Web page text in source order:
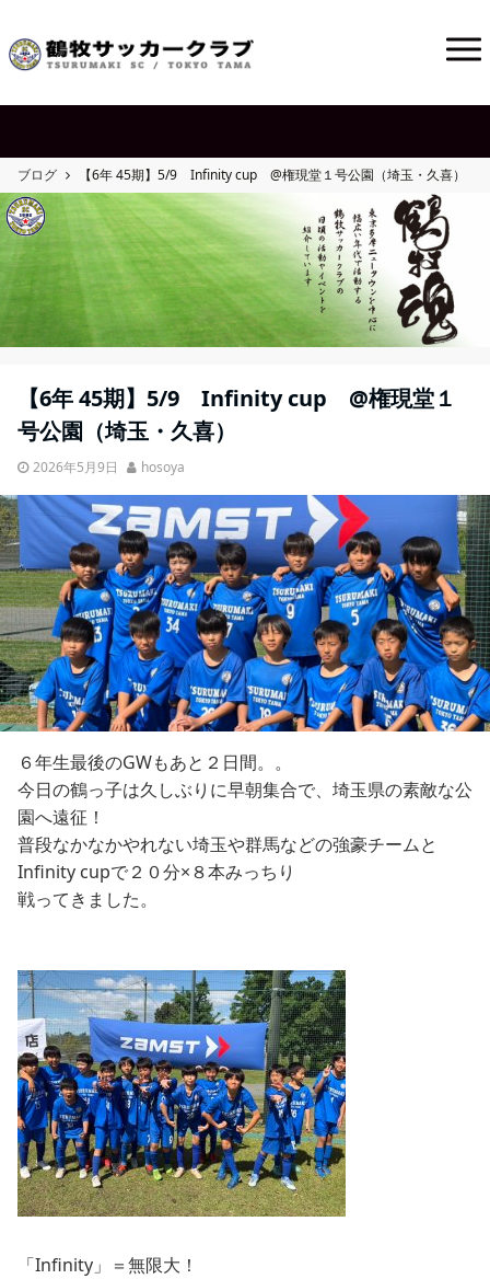
ブログ 【6年 45期】5/9 Infinity cup @権現堂１号公園（埼玉・久喜）
【6年 45期】5/9 Infinity cup @権現堂１
号公園（埼玉・久喜）
2026年5月9日 hosoya
６年生最後のGWもあと２日間。。
今日の鶴っ子は久しぶりに早朝集合で、埼玉県の素敵な公
園へ遠征！
普段なかなかやれない埼玉や群馬などの強豪チームと
Infinity cupで２０分×８本みっちり
戦ってきました。
「Infinity」＝無限大！